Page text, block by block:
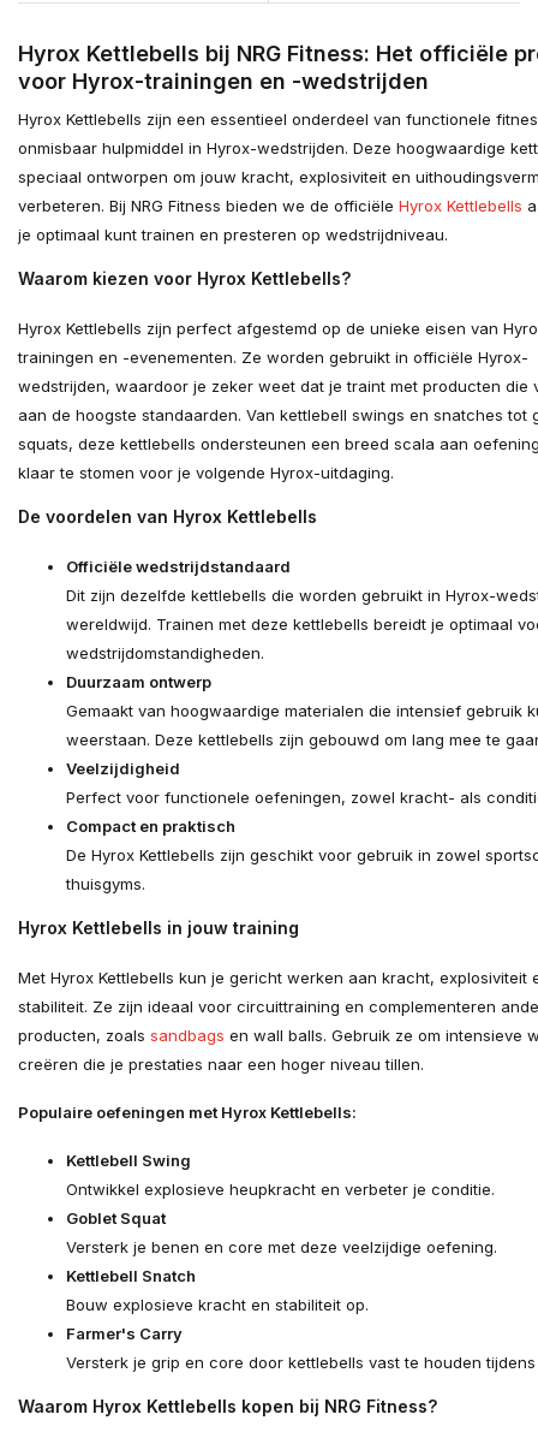
Hyrox Kettlebells bij NRG Fitness: Het officiële
voor Hyrox-trainingen en -wedstrijden
Hyrox Kettlebells zijn een essentieel onderdeel van functionele
onmisbaar hulpmiddel in Hyrox-wedstrijden. Deze hoogwaardige
speciaal ontworpen om jouw kracht, explosiviteit en
verbeteren. Bij NRG Fitness bieden we de officiële Hyrox Kettlebells
je optimaal kunt trainen en presteren op wedstrijdniveau.
Waarom kiezen voor Hyrox Kettlebells?
Hyrox Kettlebells zijn perfect afgestemd op de unieke eisen van
trainingen en -evenementen. Ze worden gebruikt in officiële Hyrox-
wedstrijden, waardoor je zeker weet dat je traint met producten die
aan de hoogste standaarden. Van kettlebell swings en snatches tot
squats, deze kettlebells ondersteunen een breed scala aan
klaar te stomen voor je volgende Hyrox-uitdaging.
De voordelen van Hyrox Kettlebells
Officiële wedstrijdstandaard
Dit zijn dezelfde kettlebells die worden gebruikt in Hyrox-
wereldwijd. Trainen met deze kettlebells bereidt je optimaal
wedstrijdomstandigheden.
Duurzaam ontwerp
Gemaakt van hoogwaardige materialen die intensief gebruik
weerstaan. Deze kettlebells zijn gebouwd om lang mee te
Veelzijdigheid
Perfect voor functionele oefeningen, zowel kracht- als
Compact en praktisch
De Hyrox Kettlebells zijn geschikt voor gebruik in zowel
thuisgyms.
Hyrox Kettlebells in jouw training
Met Hyrox Kettlebells kun je gericht werken aan kracht, explosiviteit
stabiliteit. Ze zijn ideaal voor circuittraining en complementeren
producten, zoals sandbags en wall balls. Gebruik ze om intensieve
creëren die je prestaties naar een hoger niveau tillen.
Populaire oefeningen met Hyrox Kettlebells:
Kettlebell Swing
Ontwikkel explosieve heupkracht en verbeter je conditie.
Goblet Squat
Versterk je benen en core met deze veelzijdige oefening.
Kettlebell Snatch
Bouw explosieve kracht en stabiliteit op.
Farmer's Carry
Versterk je grip en core door kettlebells vast te houden
Waarom Hyrox Kettlebells kopen bij NRG Fitness?